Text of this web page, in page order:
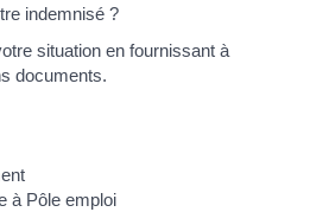
indemnisé ?
situation en fournissant à
documents.
à Pôle emploi